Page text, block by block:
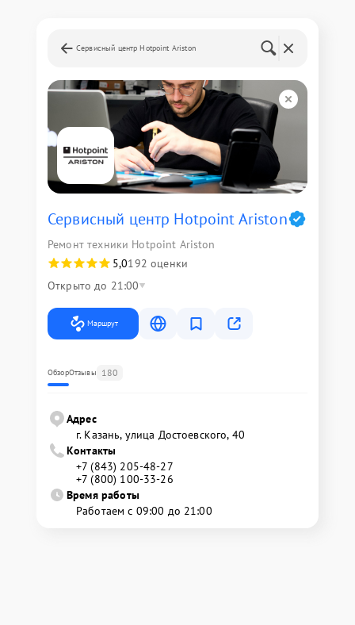
Сервисный центр Hotpoint Ariston
Сервисный центр Hotpoint Ariston
Ремонт техники Hotpoint Ariston
5,0192 оценки
Открыто до 21:00
Маршрут
ОбзорОтзывы 180
Адрес
г. Казань, улица Достоевского, 40
Контакты
+7 (843) 205-48-27
+7 (800) 100-33-26
Время работы
Работаем с 09:00 до 21:00